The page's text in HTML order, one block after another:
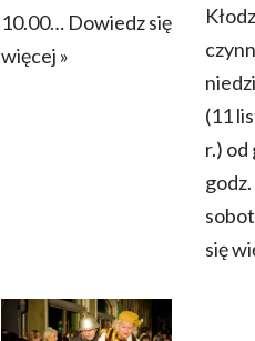
10.00… Dowiedz się
więcej »
(11
r.) od
się